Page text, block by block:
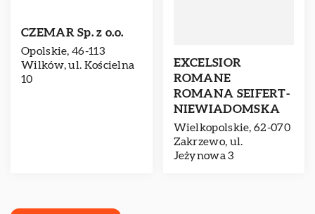
CZEMAR Sp. z o.o.
Opolskie, 46-113
Wilków, ul. Kościelna
10
EXCELSIOR
ROMANE
ROMANA SEIFERT-
NIEWIADOMSKA
Wielkopolskie, 62-070
Zakrzewo, ul.
Jeżynowa 3